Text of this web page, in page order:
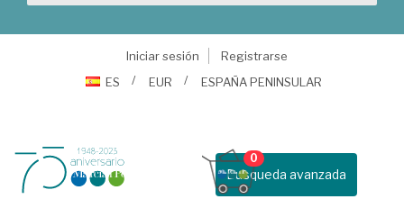
Iniciar sesión
Registrarse
ES
EUR ESPAÑA PENINSULAR
Busqueda avanzada
0